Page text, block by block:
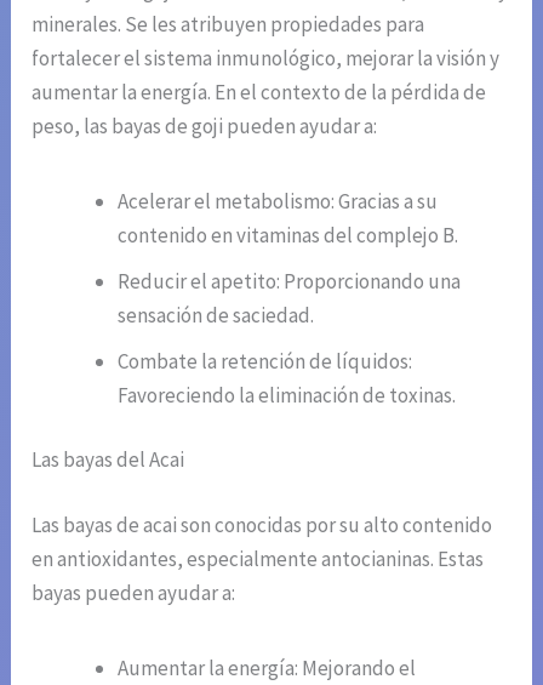
minerales. Se les atribuyen propiedades para
fortalecer el sistema inmunológico, mejorar la visión y
aumentar la energía. En el contexto de la pérdida de
peso, las bayas de goji pueden ayudar a:
Acelerar el metabolismo: Gracias a su
contenido en vitaminas del complejo B.
Reducir el apetito: Proporcionando una
sensación de saciedad.
Combate la retención de líquidos:
Favoreciendo la eliminación de toxinas.
Las bayas del Acai
Las bayas de acai son conocidas por su alto contenido
en antioxidantes, especialmente antocianinas. Estas
bayas pueden ayudar a:
Aumentar la energía: Mejorando el